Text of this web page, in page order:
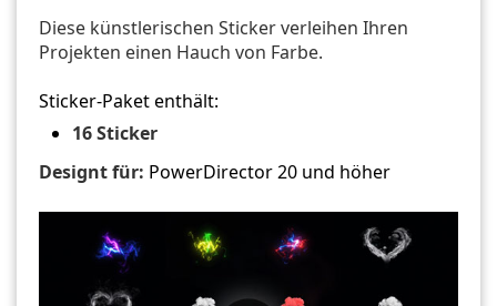
Diese künstlerischen Sticker verleihen Ihren
Projekten einen Hauch von Farbe.
Sticker-Paket enthält:
16 Sticker
Designt für: PowerDirector 20 und höher